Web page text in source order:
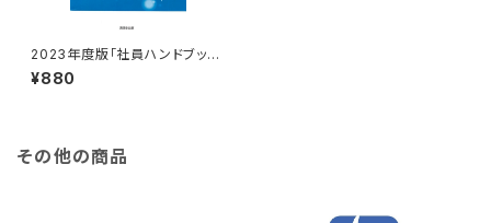
2023年度版「社員ハンドブッ
ク」 ※会員様
¥880
その他の商品